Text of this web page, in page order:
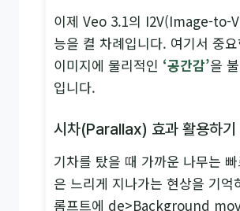
이제 Veo 3.1의 I2V(Image-to-
능을 켤 차례입니다. 여기서 중
이미지에 물리적인 ‘공간감’을
입니다.
시차(Parallax) 효과 활용하기
기차를 탔을 때 가까운 나무는
은 느리게 지나가는 현상을 기억
롬프트에 de>Background